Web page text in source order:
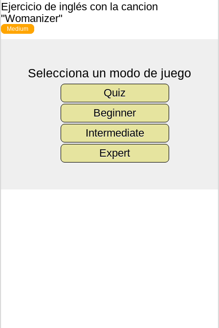
Ejercicio de inglés con la cancion
"Womanizer"
Medium
Selecciona un modo de juego
Quiz
Beginner
Intermediate
Expert